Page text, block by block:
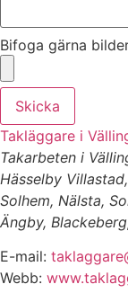
Bifoga gärna
Skicka
Takläggare i
Takarbeten i
Hässelby
Solhem, Nälsta,
Ängby,
E-mail:
Webb: